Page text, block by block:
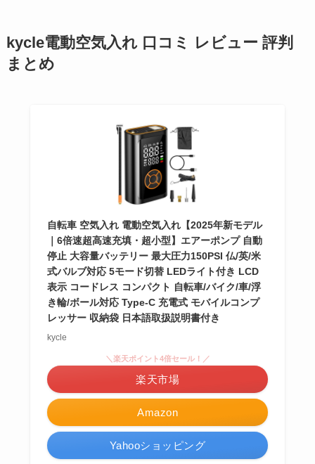
kycle電動空気入れ 口コミ レビュー 評判
まとめ
自転車 空気入れ 電動空気入れ【2025年新モデル
｜6倍速超高速充填・超小型】エアーポンプ 自動
停止 大容量バッテリー 最大圧力150PSI 仏/英/米
式バルブ対応 5モード切替 LEDライト付き LCD
表示 コードレス コンパクト 自転車/バイク/車/浮
き輪/ボール対応 Type-C 充電式 モバイルコンプ
レッサー 収納袋 日本語取扱説明書付き
kycle
Amazon
＼楽天ポイント4倍セール！／
楽天市場
Yahooショッピング